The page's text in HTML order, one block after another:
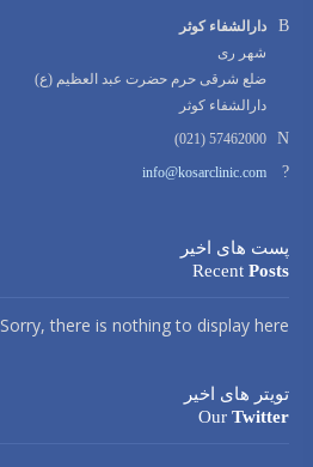
Address:
دارالشفاء کوثر
شهر ری
ضلع شرقی حرم حضرت عبد العظیم (ع)
دارالشفاء کوثر
Phone
57462000 (021)
Email
info@kosarclinic.com
پست های اخیر
Recent Posts
Sorry, there is nothing to display here…
تویتر های اخیر
Our Twitter